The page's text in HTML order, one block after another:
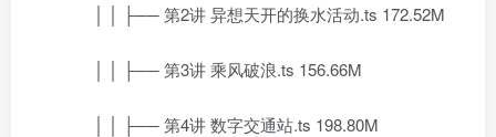
│ │ ├── 第2讲 异想天开的换水活动.ts 172.52M
│ │ ├── 第3讲 乘风破浪.ts 156.66M
│ │ ├── 第4讲 数字交通站.ts 198.80M